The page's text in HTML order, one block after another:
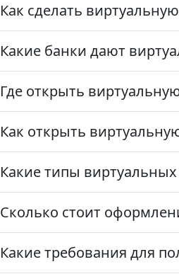
Как сделать
Какие банки дают
Где открыть
Как открыть
Какие типы
Сколько стоит
Какие требования для